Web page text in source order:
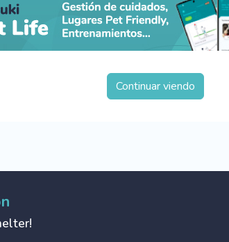
Continuar viendo